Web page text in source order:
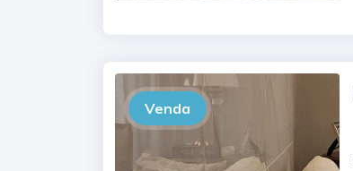
Venda